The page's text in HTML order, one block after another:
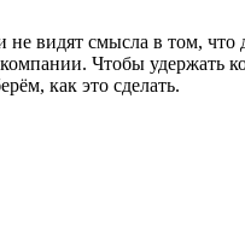
видят смысла в том,
Чтобы
как это сделать.